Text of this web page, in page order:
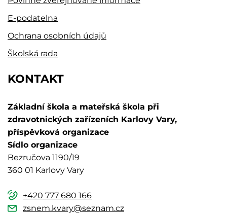
E-podatelna
Ochrana osobních údajů
Školská rada
KONTAKT
Základní škola a mateřská škola při
zdravotnických zařízeních Karlovy Vary,
příspěvková organizace
Sídlo organizace
Bezručova 1190/19
360 01 Karlovy Vary
+420 777 680 166
zsnem.kvary@seznam.cz